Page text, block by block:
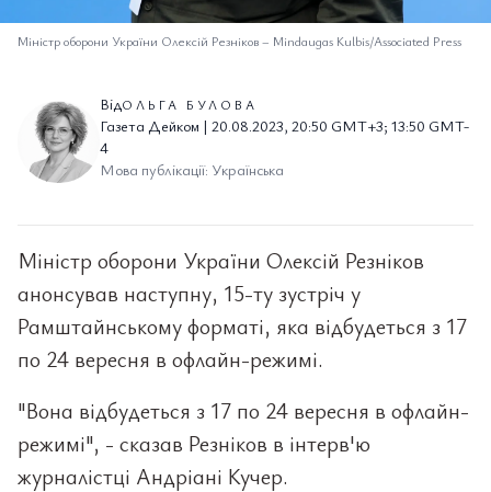
Міністр оборони України Олексій Резніков– Mindaugas Kulbis/Associated Press
ВідОЛЬГА БУЛОВА
Газета Дейком | 20.08.2023, 20:50 GMT+3; 13:50 GMT-
4
Мова публікації: Українська
Міністр оборони України Олексій Резніков
анонсував наступну, 15-ту зустріч у
Рамштайнському форматі, яка відбудеться з 17
по 24 вересня в офлайн-режимі.
"Вона відбудеться з 17 по 24 вересня в офлайн-
режимі", - сказав Резніков в інтерв'ю
журналістці Андріані Кучер.